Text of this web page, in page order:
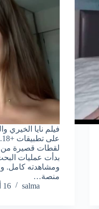
فيلم نايا الخيري
لقطات قصيرة من
بدأت عمليات
ومشاهدته كامل.
منصة…
salma
16 أكتوبر، 2025